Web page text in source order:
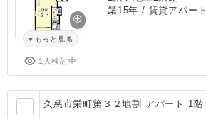
もっと見る
1人検討中
築15年 / 賃貸アパート
久慈市栄町第３２地割 アパート 1階